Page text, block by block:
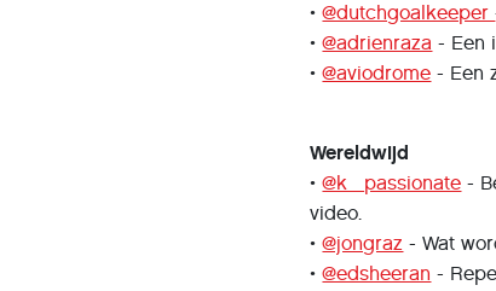
•@dutchgoalkeeper
•@adrienraza - Een
•@aviodrome - Een
Wereldwijd
•@k_passionate -
video.
•@jongraz - Wat
•@edsheeran -